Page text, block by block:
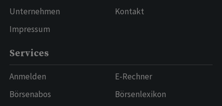
Unternehmen
Impressum
Kontakt
Services
Anmelden
Börsenabos
E-Rechner
Börsenlexikon